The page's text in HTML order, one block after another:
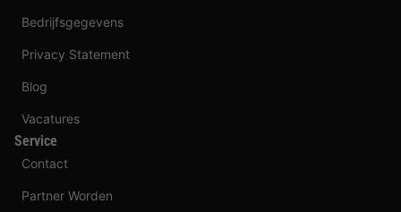
Bedrijfsgegevens
Privacy Statement
Blog
Vacatures
Service
Contact
Partner Worden